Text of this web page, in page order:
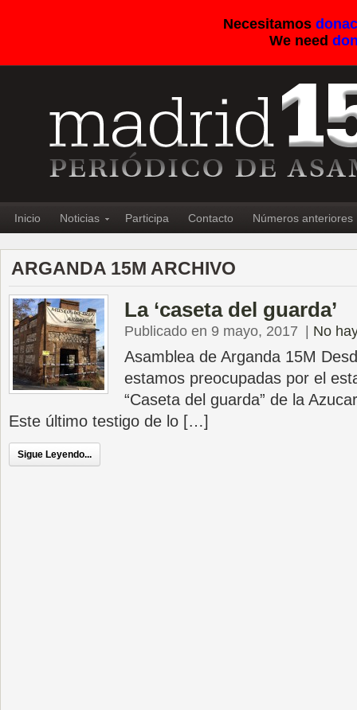
Necesitamos
We need
Inicio Noticias Participa Contacto Números anteriores
ARGANDA 15M ARCHIVO
La ‘caseta del guarda’
Publicado en 9 mayo, 2017 No
Asamblea de Arganda 15M
estamos preocupadas por el
“Caseta del guarda” de la
Este último testigo de lo […]
Sigue Leyendo...